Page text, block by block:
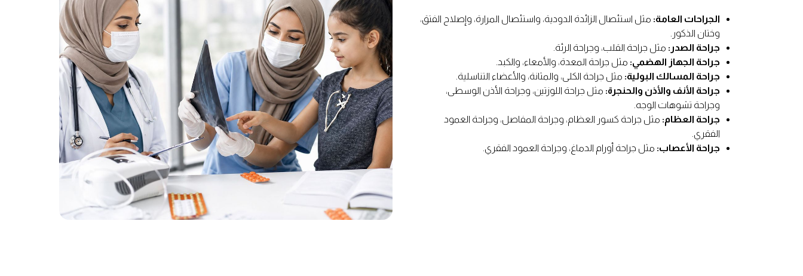
الجراحات العامة: مثل استئصال الزائدة الدودية، واستئصال المرارة، وإصلاح الفتق،
وختان الذكور.
جراحة الصدر: مثل جراحة القلب، وجراحة الرئة.
جراحة الجهاز الهضمي: مثل جراحة المعدة، والأمعاء، والكبد.
جراحة المسالك البولية: مثل جراحة الكلى، والمثانة، والأعضاء التناسلية.
جراحة الأنف والأذن والحنجرة: مثل جراحة اللوزتين، وجراحة الأذن الوسطى،
وجراحة تشوهات الوجه.
جراحة العظام: مثل جراحة كسور العظام، وجراحة المفاصل، وجراحة العمود
الفقري.
جراحة الأعصاب: مثل جراحة أورام الدماغ، وجراحة العمود الفقري.